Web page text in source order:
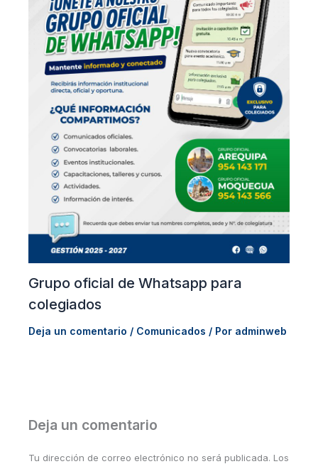
Grupo oficial de Whatsapp para
colegiados
Deja un comentario / Comunicados / Por adminweb
Deja un comentario
Tu dirección de correo electrónico no será publicada. Los